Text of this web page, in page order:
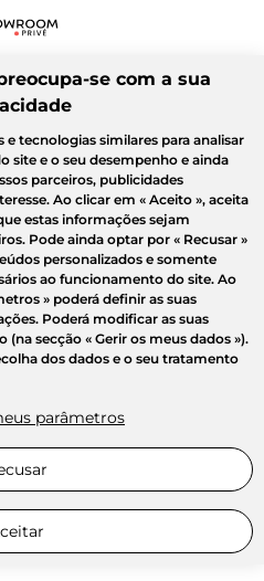
se com a sua
tecnologias similares para analisar
site e o seu desempenho e ainda
parceiros, publicidades
Ao clicar em « Aceito », aceita
estas informações sejam
Pode ainda optar por « Recusar »
personalizados e somente
ao funcionamento do site. Ao
» poderá definir as suas
Poderá modificar as suas
secção « Gerir os meus dados »).
dos dados e o seu tratamento
parâmetros